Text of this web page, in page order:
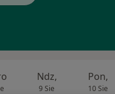
Ndz,
9 Sie
Pon,
10 Sie